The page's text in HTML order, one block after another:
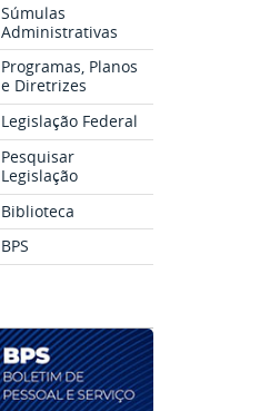
Súmulas
Administrativas
Programas, Planos
e Diretrizes
Legislação Federal
Pesquisar
Legislação
Biblioteca
BPS